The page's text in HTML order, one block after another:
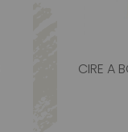
CIRE A